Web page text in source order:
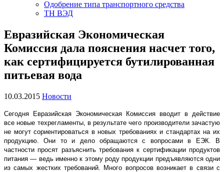
Одобрение типа транспортного средства
ТН ВЭД
Евразийская Экономическая
Комиссия дала пояснения насчет того,
как сертифицируется бутилированная
питьевая вода
10.03.2015 Новости
Сегодня Евразийская Экономическая Комиссия вводит в действие
все новые техрегламенты, в результате чего производители зачастую
не могут сориентироваться в новых требованиях и стандартах на их
продукцию. Они то и дело обращаются с вопросами в ЕЭК. В
частности просят разъяснить требования к сертификации продуктов
питания — ведь именно к этому роду продукции предъявляются одни
из самых жестких требований. Много вопросов возникает в связи с